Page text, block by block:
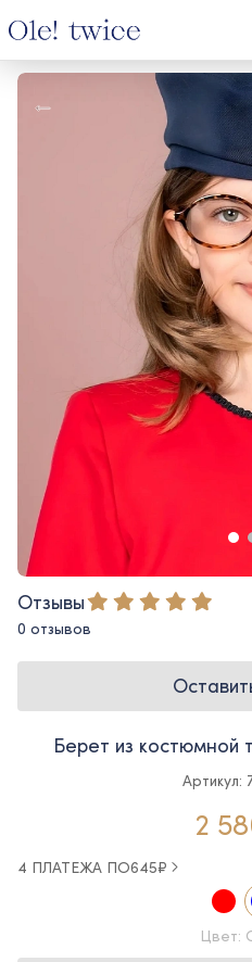
Отзывы
0 отзывов
Берет из костюмной
Артикул:
2
4 ПЛАТЕЖА ПО645₽
Цвет: